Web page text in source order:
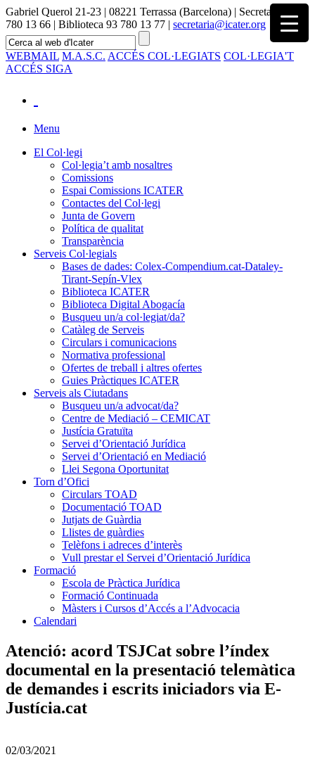
Gabriel Querol 21-23 | 08221 Terrassa (Barcelona) | Secretaria 93
780 13 66 | Biblioteca 93 780 13 77 | secretaria@icater.org
WEBMAIL M.A.S.C. ACCÉS COL·LEGIATS COL·LEGIA'T
ACCÉS SIGA
Menu
El Col·legi
Col·legia’t amb nosaltres
Comissions
Espai Comissions ICATER
Contactes del Col·legi
Junta de Govern
Política de qualitat
Transparència
Serveis Col·legials
Bases de dades: Colex-Compendium.cat-Dataley-
Tirant-Sepín-Vlex
Biblioteca ICATER
Biblioteca Digital Abogacía
Busqueu un/a col·legiat/da?
Catàleg de Serveis
Circulars i comunicacions
Normativa professional
Ofertes de treball i altres ofertes
Guies Pràctiques ICATER
Serveis als Ciutadans
Busqueu un/a advocat/da?
Centre de Mediació – CEMICAT
Justícia Gratuïta
Servei d’Orientació Jurídica
Servei d’Orientació en Mediació
Llei Segona Oportunitat
Torn d’Ofici
Circulars TOAD
Documentació TOAD
Jutjats de Guàrdia
Llistes de guàrdies
Telèfons i adreces d’interès
Vull prestar el Servei d’Orientació Jurídica
Formació
Escola de Pràctica Jurídica
Formació Continuada
Màsters i Cursos d’Accés a l’Advocacia
Calendari
Atenció: acord TSJCat sobre l’índex
documental en la presentació telemàtica
de demandes i escrits iniciadors via E-
Justícia.cat
02/03/2021